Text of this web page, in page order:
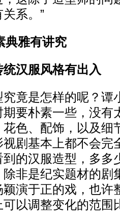
系。”
雅有讲究
汉服风格有出入
是怎样的呢？谭
要朴素一些，没有
色、配饰，以及细
剧基本上都不会完
的汉服造型，多多
非是纪实题材的剧
演于正的戏，也许
以调整变化的范围